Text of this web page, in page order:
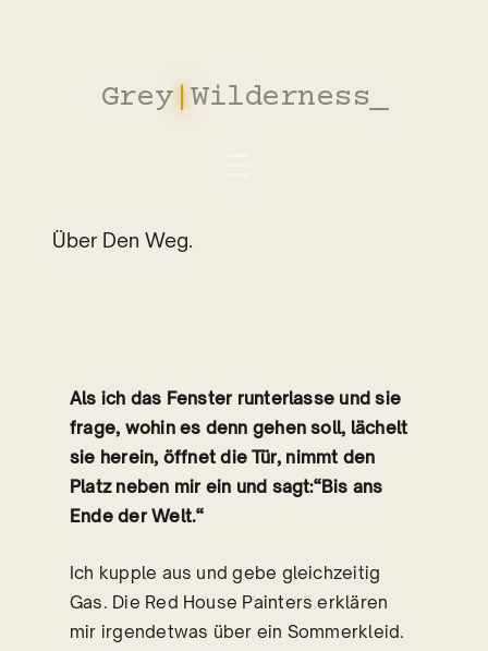
Grey|Wilderness
Über Den Weg.
Als ich das Fenster runterlasse und sie
frage, wohin es denn gehen soll, lächelt
sie herein, öffnet die Tür, nimmt den
Platz neben mir ein und sagt:“Bis ans
Ende der Welt.“
Ich kupple aus und gebe gleichzeitig
Gas. Die Red House Painters erklären
mir irgendetwas über ein Sommerkleid.